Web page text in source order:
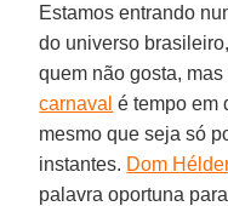
Estamos entrando
do universo
quem não gosta,
carnaval é tempo em
mesmo que seja só
instantes. Dom
palavra oportuna